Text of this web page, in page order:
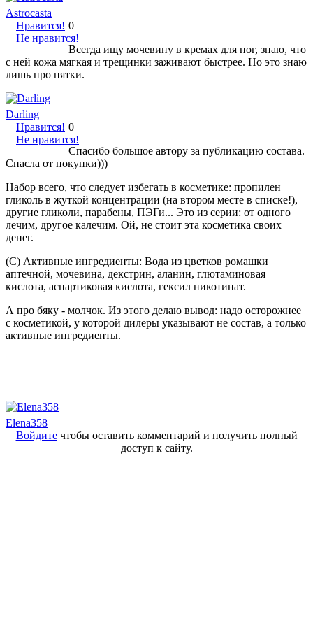
Astrocasta
Нравится!
Не нравится!
0
Всегда ищу мочевину в кремах для ног, знаю, что
с ней кожа мягкая и трещинки заживают быстрее. Но это знаю
лишь про пятки.
Darling
Нравится!
Не нравится!
0
Спасибо большое автору за публикацию состава.
Спасла от покупки)))
Набор всего, что следует избегать в косметике: пропилен
гликоль в жуткой концентрации (на втором месте в списке!),
другие гликоли, парабены, ПЭГи... Это из серии: от одного
лечим, другое калечим. Ой, не стоит эта косметика своих
денег.
(С) Активные ингредиенты: Вода из цветков ромашки
аптечной, мочевина, декстрин, аланин, глютаминовая
кислота, аспартиковая кислота, гексил никотинат.
А про бяку - молчок. Из этого делаю вывод: надо осторожнее
с косметикой, у которой дилеры указывают не состав, а только
активные ингредиенты.
Elena358
Войдитечтобы оставить комментарий и получить полный
доступ к сайту.